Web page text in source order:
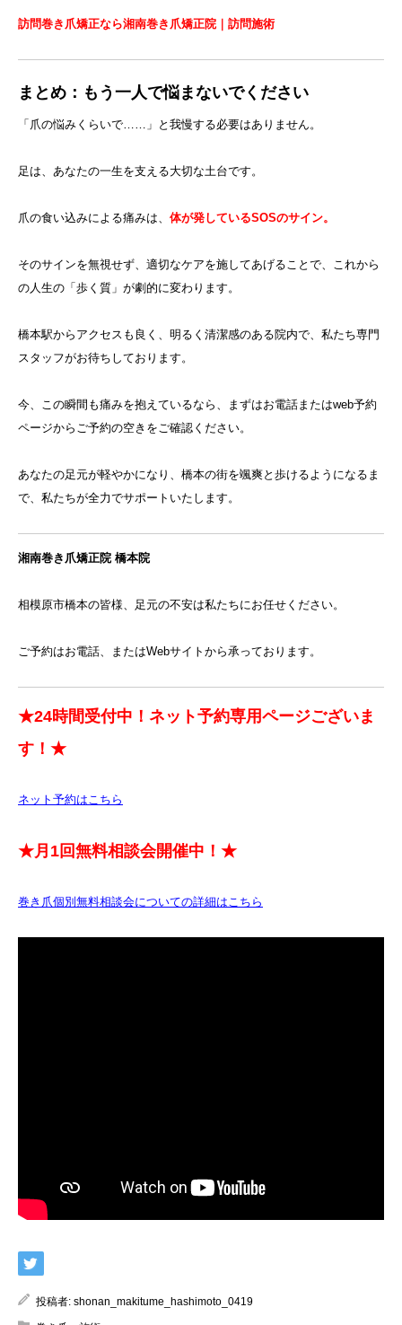
訪問巻き爪矯正なら湘南巻き爪矯正院｜訪問施術
まとめ：もう一人で悩まないでください
「爪の悩みくらいで……」と我慢する必要はありません。
足は、あなたの一生を支える大切な土台です。
爪の食い込みによる痛みは、 体が発しているSOSのサイン。
そのサインを無視せず、適切なケアを施してあげることで、これから
の人生の「歩く質」が劇的に変わります。
橋本駅からアクセスも良く、明るく清潔感のある院内で、私たち専門
スタッフがお待ちしております。
今、この瞬間も痛みを抱えているなら、まずはお電話またはweb予約
ページからご予約の空きをご確認ください。
あなたの足元が軽やかになり、橋本の街を颯爽と歩けるようになるま
で、私たちが全力でサポートいたします。
湘南巻き爪矯正院 橋本院
相模原市橋本の皆様、足元の不安は私たちにお任せください。
ご予約はお電話、またはWebサイトから承っております。
★24時間受付中！ネット予約専用ページございま
す！★
ネット予約はこちら
★月1回無料相談会開催中！★
巻き爪個別無料相談会についての詳細はこちら
投稿者: shonan_makitume_hashimoto_0419